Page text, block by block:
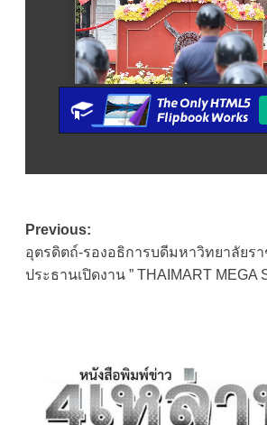
Post
navigation
Previous:
อุตรดิตถ์-รองอธิการบดีมหาวิทยาลัยร
ประธานเปิดงาน ” THAIMART MEGA